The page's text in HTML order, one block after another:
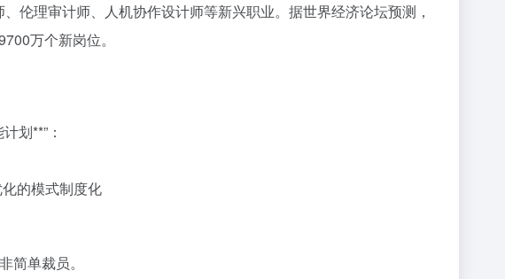
伦理审计师、人机协作设计师等新兴职业。据世界经济论坛预测，
万个新岗位。
划**”：
的模式制度化
简单裁员。